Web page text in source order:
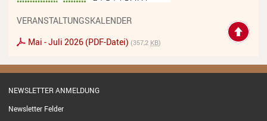
Gebühren
VERANSTALTUNGSKALENDER
Mai - Juli 2026 (PDF-Datei) (357,2 KB)
NEWSLETTER ANMELDUNG
Newsletter Felder